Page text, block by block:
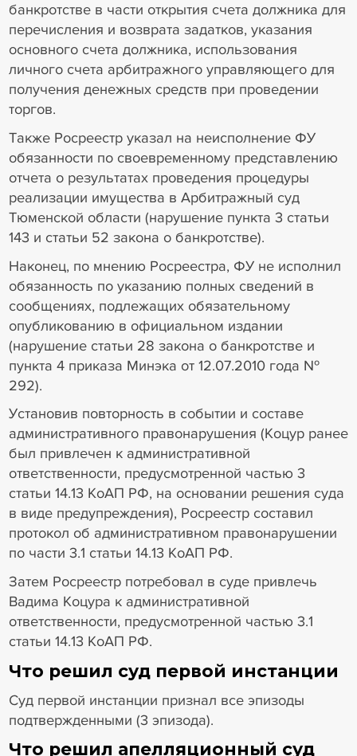
банкротстве в части открытия счета должника для
перечисления и возврата задатков, указания
основного счета должника, использования
личного счета арбитражного управляющего для
получения денежных средств при проведении
торгов.
Также Росреестр указал на неисполнение ФУ
обязанности по своевременному представлению
отчета о результатах проведения процедуры
реализации имущества в Арбитражный суд
Тюменской области (нарушение пункта 3 статьи
143 и статьи 52 закона о банкротстве).
Наконец, по мнению Росреестра, ФУ не исполнил
обязанность по указанию полных сведений в
сообщениях, подлежащих обязательному
опубликованию в официальном издании
(нарушение статьи 28 закона о банкротстве и
пункта 4 приказа Минэка от 12.07.2010 года №
292).
Установив повторность в событии и составе
административного правонарушения (Коцур ранее
был привлечен к административной
ответственности, предусмотренной частью 3
статьи 14.13 КоАП РФ, на основании решения суда
в виде предупреждения), Росреестр составил
протокол об административном правонарушении
по части 3.1 статьи 14.13 КоАП РФ.
Затем Росреестр потребовал в суде привлечь
Вадима Коцура к административной
ответственности, предусмотренной частью 3.1
статьи 14.13 КоАП РФ.
Что решил суд первой инстанции
Суд первой инстанции признал все эпизоды
подтвержденными (3 эпизода).
Что решил апелляционный суд